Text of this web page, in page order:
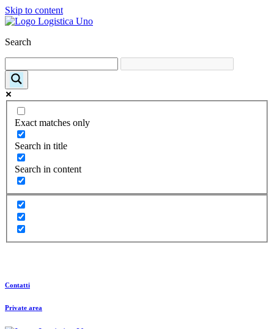
Skip to content
Search
Exact matches only
Search in title
Search in content
Contatti
Private area